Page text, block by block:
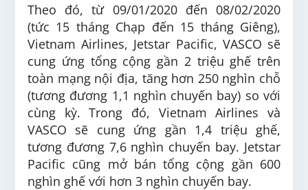
Theo đó, từ 09/01/2020 đến 08/02/2020
(tức 15 tháng Chạp đến 15 tháng Giêng),
Vietnam Airlines, Jetstar Pacific, VASCO sẽ
cung ứng tổng cộng gần 2 triệu ghế trên
toàn mạng nội địa, tăng hơn 250 nghìn chỗ
(tương đương 1,1 nghìn chuyến bay) so với
cùng kỳ. Trong đó, Vietnam Airlines và
VASCO sẽ cung ứng gần 1,4 triệu ghế,
tương đương 7,6 nghìn chuyến bay. Jetstar
Pacific cũng mở bán tổng cộng gần 600
nghìn ghế với hơn 3 nghìn chuyến bay.